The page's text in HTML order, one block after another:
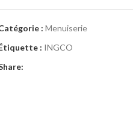
: Menuiserie
: INGCO